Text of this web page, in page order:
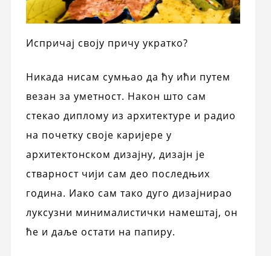
Испричај своју причу укратко?
Никада нисам сумњао да ћу ићи путем
везан за уметност. Након што сам
стекао диплому из архитектуре и радио
на почетку своје каријере у
архитектонском дизајну, дизајн је
стварност чији сам део последњих
година. Иако сам тако дуго дизајнирао
луксузни минималистички намештај, он
ће и даље остати на папиру.